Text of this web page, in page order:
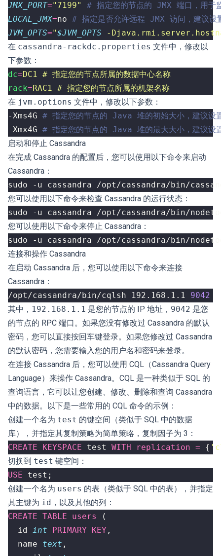
JMX_PORT="7199"
# 指定您的节点的 JMX 端口，用于
LOCAL_JMX=no # 指定是否允许远程 JMX 访问，建议
JVM_OPTS="$JVM_OPTS -
在 cassandra-rackdc.properties 文件中，修改以
下参数：
dc=DC1 # 指定您的节点所属的数据中心名称
rack=RAC1 # 指定您的节点所属的机架名称
在 jvm.options 文件中，修改以下参数：
-Xms4G # 指定您的节点的 Java 堆的初始大小，建议设
-Xmx4G # 指定您的节点的 Java 堆的最大大小，建议设
启动和停止 Cassandra
在完成 Cassandra 的配置后，您可以使用以下命令来启动
Cassandra：
您可以使用以下命令来检查 Cassandra 的运行状态：
您可以使用以下命令来停止 Cassandra：
连接和操作 Cassandra
在启动 Cassandra 后，您可以使用以下命令来连接
Cassandra：
/opt/cassandra/bin/cqlsh 192.168.1.1 9042
其中， 192.168.1.1 是您的节点的 IP 地址， 9042 是您
的节点的 RPC 端口。如果您没有修改过 Cassandra 的默认
密码，您可以直接按回车键登录。如果您修改过 Cassandra
的默认密码，您需要输入您的用户名和密码来登录。
在连接 Cassandra 后，您可以使用 CQL（Cassandra Query
Language）来操作 Cassandra。CQL 是一种类似于 SQL 的
查询语言，它可以让您创建、修改、删除和查询 Cassandra
中的数据。以下是一些常用的 CQL 命令的示例：
创建一个名为 test 的键空间（类似于 SQL 中的数据
库），并指定其复制策略为简单策略，复制因子为 3：
CREATE
KEYSPACE test WITH replication = {
切换到 test 键空间：
USE
test ;
创建一个名为 users 的表（类似于 SQL 中的表），并指定
其主键为 id ，以及其他的列：
CREATE TABLE users
(
id int PRIMARY KEY ,
name
text ,